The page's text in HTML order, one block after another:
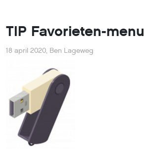
TIP Favorieten-menu
18 april 2020, Ben Lageweg